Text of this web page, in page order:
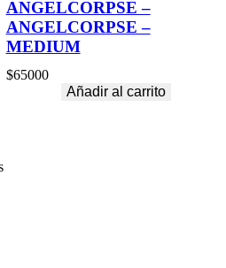
ANGELCORPSE –
ANGELCORPSE –
MEDIUM
$65000
Añadir al carrito